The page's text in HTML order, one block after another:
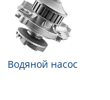
Водяной насос